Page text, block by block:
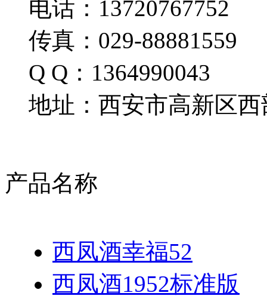
电话：13720767752
传真：029-88881559
Q Q：1364990043
地址：西安市高新区西
产品名称
西凤酒幸福52
西凤酒1952标准版